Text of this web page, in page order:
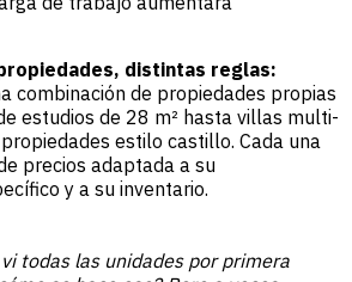
distintas reglas:
combinación de propiedades propias
estudios de 28 m² hasta villas multi-
estilo castillo. Cada una
precios adaptada a su
y a su inventario.
vi todas las unidades por primera